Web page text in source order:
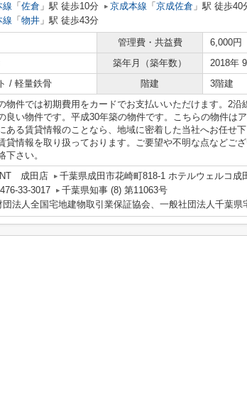
線 「 佐倉 」駅 徒歩10分 京成本線 「 京成佐倉 」駅 徒歩40
線 「 物井 」駅 徒歩43分
管理費・共益費
6,000円
築年月（築年数）
2018年
/ 軽量鉄骨 階建 3階建
物件では初期費用をカードでお支払いいただけます。2沿
良い物件です。平成30年築の物件です。こちらの物件は
ある賃貸情報のことなら、地域に密着した当社へお任せ
貸情報を取り扱っております。ご要望や不明な点などご
下さい。
成田店
千葉県成田市花崎町818-1 ホテルウェルコ成
33-3017
千葉県知事 (8) 第11063号
団法人全国宅地建物取引業保証協会、一般社団法人千葉県